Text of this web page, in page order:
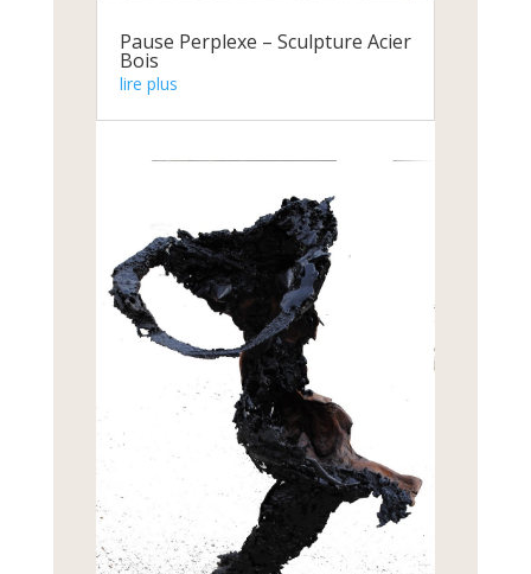
Pause Perplexe – Sculpture Acier
Bois
lire plus